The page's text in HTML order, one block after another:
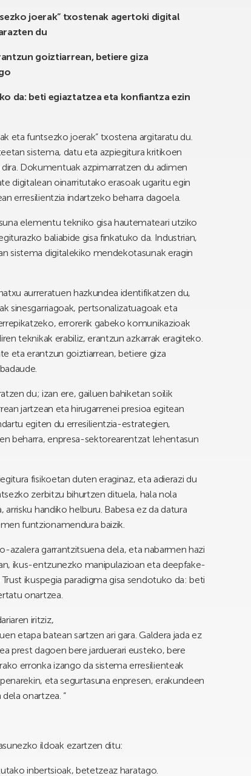
joerak” txostenak agertoki digital
du
goiztiarrean, betiere giza
da: beti egiaztatzea eta konfiantza ezin
eta funtsezko joerak” txostena argitaratu du.
sistema, datu eta azpiegitura kritikoen
Dokumentuak azpimarratzen du adimen
digitalean oinarritutako erasoak ugaritu egin
erresilientzia indartzeko beharra dagoela.
elementu tekniko gisa hautemateari utziko
baliabide gisa finkatuko da. Industrian,
sistema digitalekiko mendekotasunak eragin
aurreratuen hazkundea identifikatzen du,
sinesgarriagoak, pertsonalizatuagoak eta
errorerik gabeko komunikazioak
teknikak erabiliz, erantzun azkarrak eragiteko.
eta erantzun goiztiarrean, betiere giza
du; izan ere, gailuen bahiketan soilik
jartzean eta hirugarrenei presioa egitean
egiten du erresilientzia-estrategien,
beharra, enpresa-sektorearentzat lehentasun
fisikoetan duten eraginaz, eta adierazi du
zerbitzu bihurtzen dituela, hala nola
handiko helburu. Babesa ez da datura
funtzionamendura baizik.
azalera garrantzitsuena dela, eta nabarmen hazi
ikus-entzunezko manipulazioan eta deepfake-
ikuspegia paradigma gisa sendotuko da: beti
onartzea.
iritziz,
etapa batean sartzen ari gara. Galdera jada ez
prest dagoen bere jarduerari eusteko, bere
erronka izango da sistema erresilienteak
eta segurtasuna enpresen, erakundeen
onartzea. “
ildoak ezartzen ditu:
inbertsioak, betetzeaz haratago.